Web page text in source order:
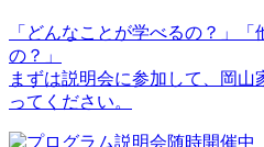
「どんなことが学べるの？」
の？」
まずは説明会に参加して、岡
ってください。